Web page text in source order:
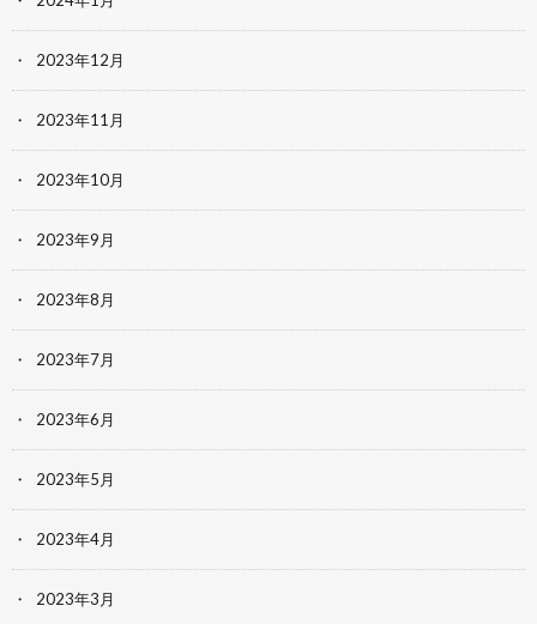
2023年12月
2023年11月
2023年10月
2023年9月
2023年8月
2023年7月
2023年6月
2023年5月
2023年4月
2023年3月